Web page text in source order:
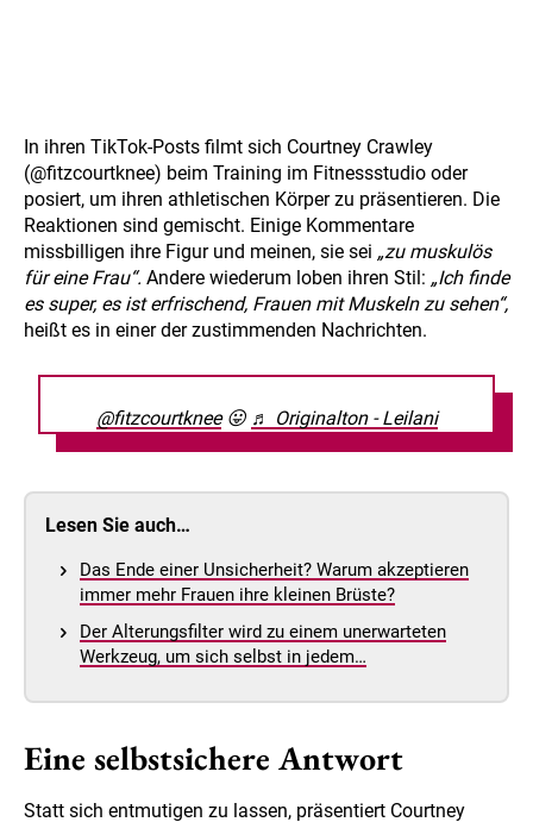
In ihren TikTok-Posts filmt sich Courtney Crawley
(@fitzcourtknee) beim Training im Fitnessstudio oder
posiert, um ihren athletischen Körper zu präsentieren. Die
Reaktionen sind gemischt. Einige Kommentare
missbilligen ihre Figur und meinen, sie sei „zu muskulös
für eine Frau“. Andere wiederum loben ihren Stil: „Ich finde
es super, es ist erfrischend, Frauen mit Muskeln zu sehen“,
heißt es in einer der zustimmenden Nachrichten.
@fitzcourtknee😛 ♬ Originalton - Leilani
Lesen Sie auch…
Das Ende einer Unsicherheit? Warum akzeptieren
immer mehr Frauen ihre kleinen Brüste?
Der Alterungsfilter wird zu einem unerwarteten
Werkzeug, um sich selbst in jedem…
Eine selbstsichere Antwort
Statt sich entmutigen zu lassen, präsentiert Courtney